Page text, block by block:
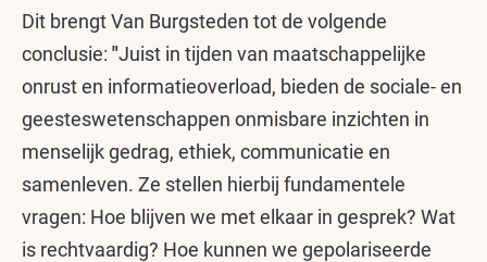
Dit brengt Van Burgsteden tot de volgende
conclusie: "Juist in tijden van maatschappelijke
onrust en informatieoverload, bieden de sociale- en
geesteswetenschappen onmisbare inzichten in
menselijk gedrag, ethiek, communicatie en
samenleven. Ze stellen hierbij fundamentele
vragen: Hoe blijven we met elkaar in gesprek? Wat
is rechtvaardig? Hoe kunnen we gepolariseerde